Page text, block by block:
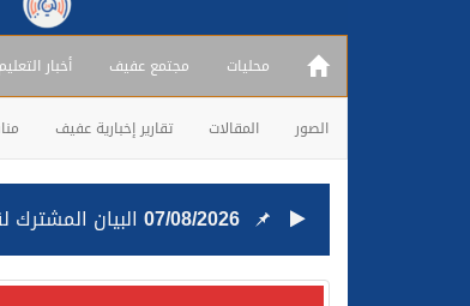
محليات مجتمع عفيف أخبار التعليم
الصور المقالات تقارير إخبارية عفيف
07/08/2026 البيان
25/07/2026قيادة القوات